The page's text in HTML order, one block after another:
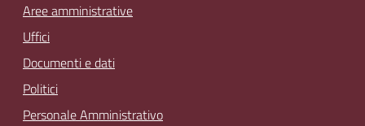
Aree amministrative
Uffici
Documenti e dati
Politici
Personale Amministrativo